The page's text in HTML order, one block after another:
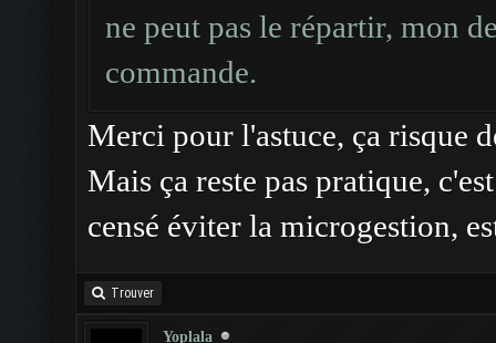
ne peut pas le répartir, mon
commande.
Merci pour l'astuce, ça risque
Mais ça reste pas pratique,
censé éviter la microgestion,
Trouver
Yoplala